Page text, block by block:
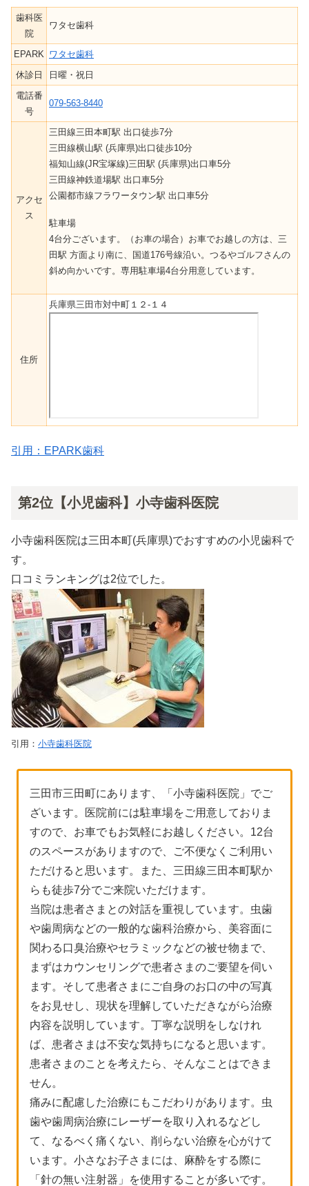
歯科医
院
ワタセ歯科
EPARK ワタセ歯科
休診日
日曜・祝日
電話番
号
079-563-8440
アクセ
ス
三田線三田本町駅 出口徒歩7分
三田線横山駅 (兵庫県)出口徒歩10分
福知山線(JR宝塚線)三田駅 (兵庫県)出口車5分
三田線神鉄道場駅 出口車5分
公園都市線フラワータウン駅 出口車5分
駐車場
4台分ございます。（お車の場合）お車でお越しの方は、三
田駅 方面より南に、国道176号線沿い。つるやゴルフさんの
斜め向かいです。専用駐車場4台分用意しています。
住所
兵庫県三田市対中町１２-１４
引用：EPARK歯科
第2位【小児歯科】小寺歯科医院
小寺歯科医院は三田本町(兵庫県)でおすすめの小児歯科で
す。
口コミランキングは2位でした。
引用： 小寺歯科医院
三田市三田町にあります、「小寺歯科医院」でご
ざいます。医院前には駐車場をご用意しておりま
すので、お車でもお気軽にお越しください。12台
のスペースがありますので、ご不便なくご利用い
ただけると思います。また、三田線三田本町駅か
らも徒歩7分でご来院いただけます。
当院は患者さまとの対話を重視しています。虫歯
や歯周病などの一般的な歯科治療から、美容面に
関わる口臭治療やセラミックなどの被せ物まで、
まずはカウンセリングで患者さまのご要望を伺い
ます。そして患者さまにご自身のお口の中の写真
をお見せし、現状を理解していただきながら治療
内容を説明しています。丁寧な説明をしなけれ
ば、患者さまは不安な気持ちになると思います。
患者さまのことを考えたら、そんなことはできま
せん。
痛みに配慮した治療にもこだわりがあります。虫
歯や歯周病治療にレーザーを取り入れるなどし
て、なるべく痛くない、削らない治療を心がけて
います。小さなお子さまには、麻酔をする際に
「針の無い注射器」を使用することが多いです。